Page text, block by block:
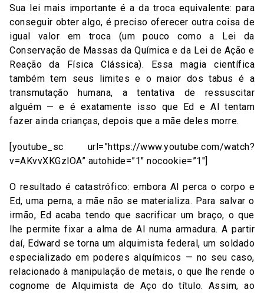
Sua lei mais importante é a da troca equivalente: para
conseguir obter algo, é preciso oferecer outra coisa de
igual valor em troca (um pouco como a Lei da
Conservação de Massas da Química e da Lei de Ação e
Reação da Física Clássica). Essa magia científica
também tem seus limites e o maior dos tabus é a
transmutação humana, a tentativa de ressuscitar
alguém — e é exatamente isso que Ed e Al tentam
fazer ainda crianças, depois que a mãe deles morre.
[youtube_sc url=”https://www.youtube.com/watch?
v=AKvvXKGzlOA” autohide=”1″ nocookie=”1″]
O resultado é catastrófico: embora Al perca o corpo e
Ed, uma perna, a mãe não se materializa. Para salvar o
irmão, Ed acaba tendo que sacrificar um braço, o que
lhe permite fixar a alma de Al numa armadura. A partir
daí, Edward se torna um alquimista federal, um soldado
especializado em poderes alquímicos — no seu caso,
relacionado à manipulação de metais, o que lhe rende o
cognome de Alquimista de Aço do título. Assim, ao